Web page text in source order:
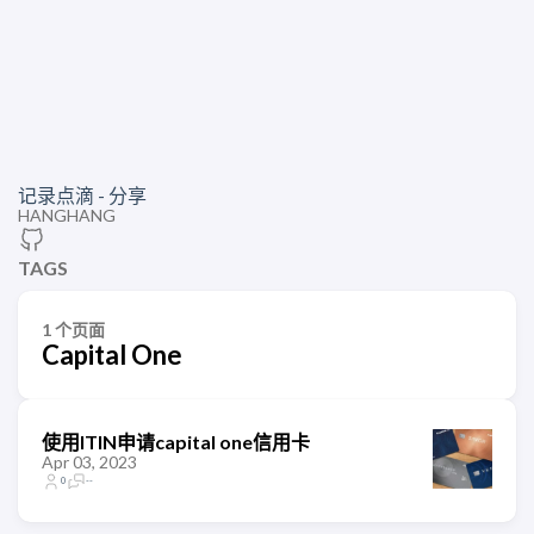
记录点滴 - 分享
HANGHANG
TAGS
1 个页面
Capital One
使用ITIN申请capital one信用卡
Apr 03, 2023
0 --